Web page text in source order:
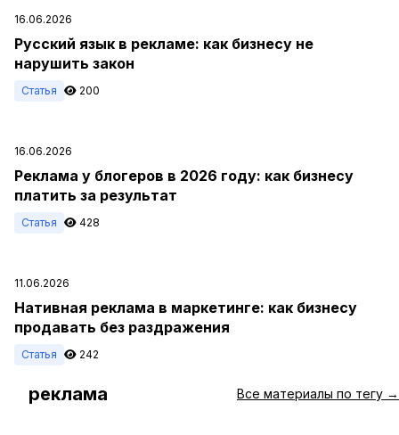
16.06.2026
Русский язык в рекламе: как бизнесу не
нарушить закон
Статья 200
16.06.2026
Реклама у блогеров в 2026 году: как бизнесу
платить за результат
Статья 428
11.06.2026
Нативная реклама в маркетинге: как бизнесу
продавать без раздражения
Статья 242
реклама Все материалы по тегу →